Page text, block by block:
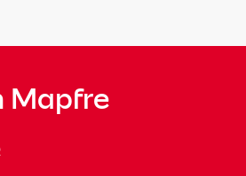
Mapfre